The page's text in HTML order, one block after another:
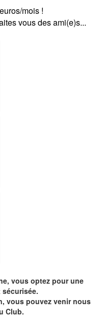
mois !
vous des ami(e)s...
vous optez pour une
vous pouvez venir nous
Club.